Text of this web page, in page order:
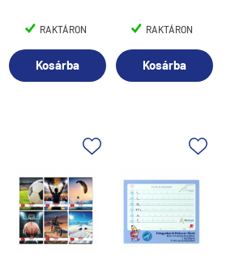
RAKTÁRON
Kosárba
RAKTÁRON
Kosárba